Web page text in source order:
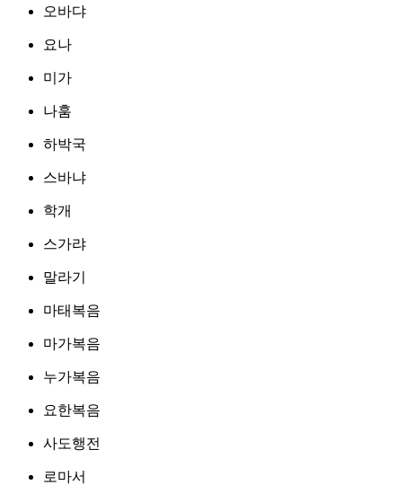
오바댜
요나
미가
나훔
하박국
스바냐
학개
스가랴
말라기
마태복음
마가복음
누가복음
요한복음
사도행전
로마서